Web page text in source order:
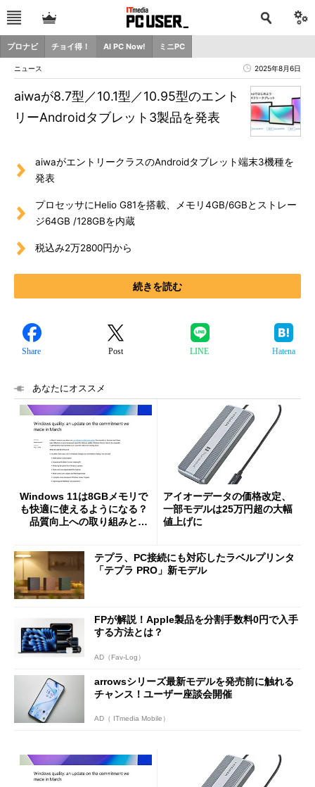
プロナビ チョイ得！ AI PC Now! ミニPC
ニュース 2025年8月6日
aiwaが8.7型／10.1型／10.95型のエント
リーAndroidタブレット3製品を発表
aiwaがエントリークラスのAndroidタブレット端末3機種を
発表
プロセッサにHelio G81を搭載、メモリ4GB/6GBとストレー
ジ64GB /128GBを内蔵
税込み2万2800円から
続きを読む
Share Post LINE Hatena
あなたにオススメ
Windows 11は8GBメモリで
も快適に使えるようになる？
品質向上への取り組みと
アイオーデータの価格改定、
一部モデルは25万円超の大幅
値上げに
テプラ、PC接続にも対応したラベルプリンタ
「テプラ PRO」新モデル
FPが解説！Apple製品を分割手数料0円で入手
する方法とは？
AD（Fav-Log）
arrowsシリーズ最新モデルを発売前に触れる
チャンス！ユーザー座談会開催
AD（ ITmedia Mobile）